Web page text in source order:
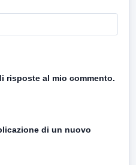
risposte al mio commento.
di un nuovo